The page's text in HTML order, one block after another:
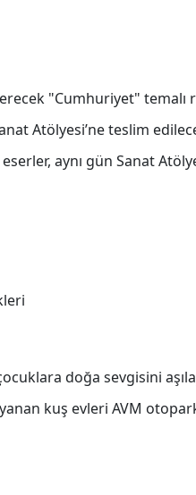
"Cumhuriyet" temalı
Atölyesi’ne teslim
aynı gün Sanat
doğa sevgisini
kuş evleri AVM